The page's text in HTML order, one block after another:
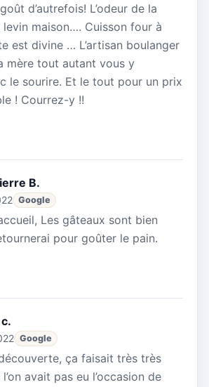
d’autrefois! L’odeur de la
maison…. Cuisson four à
est divine … L’artisan boulanger
mère tout autant vous y
le sourire. Et le tout pour un prix
! Courrez-y !!
B.
Google
Les gâteaux sont bien
pour goûter le pain.
Google
ça faisait très très
avait pas eu l’occasion de